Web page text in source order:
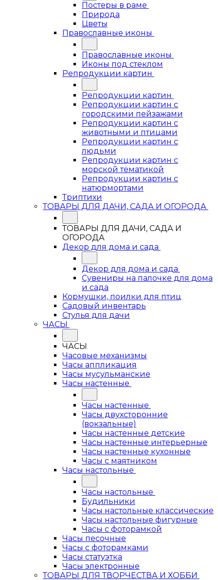
Постеры в раме
Природа
Цветы
Православные иконы
Православные иконы
Иконы под стеклом
Репродукции картин
Репродукции картин
Репродукции картин с
городскими пейзажами
Репродукции картин с
животными и птицами
Репродукции картин с
людьми
Репродукции картин с
морской тематикой
Репродукции картин с
натюрмортами
Триптихи
ТОВАРЫ ДЛЯ ДАЧИ, САДА И ОГОРОДА
ТОВАРЫ ДЛЯ ДАЧИ, САДА И
ОГОРОДА
Декор для дома и сада
Декор для дома и сада
Сувениры на палочке для дома
и сада
Кормушки, поилки для птиц
Садовый инвентарь
Стулья для дачи
ЧАСЫ
ЧАСЫ
Часовые механизмы
Часы аппликация
Часы мусульманские
Часы настенные
Часы настенные
Часы двухсторонние
(вокзальные)
Часы настенные детские
Часы настенные интерьерные
Часы настенные кухонные
Часы с маятником
Часы настольные
Часы настольные
Будильники
Часы настольные классические
Часы настольные фигурные
Часы с фоторамкой
Часы песочные
Часы с фоторамками
Часы статуэтка
Часы электронные
ТОВАРЫ ДЛЯ ТВОРЧЕСТВА И ХОББИ